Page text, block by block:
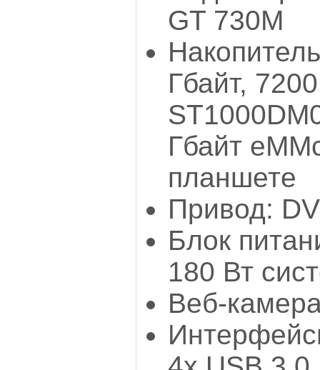
GT 730М
Гбайт,
Гбайт
планшете
Привод:
Блок
180 Вт
Веб-